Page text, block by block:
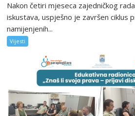
Nakon četiri mjeseca zajedničkog
iskustava, uspješno je završen ciklus
namijenjenih...
Vijesti